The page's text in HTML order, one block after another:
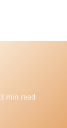
min read